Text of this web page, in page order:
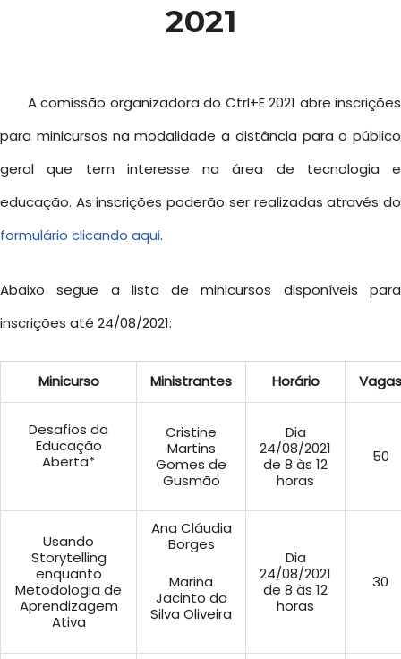
2021
A comissão organizadora do Ctrl+E 2021 abre inscrições
para minicursos na modalidade a distância para o público
geral que tem interesse na área de tecnologia e
educação. As inscrições poderão ser realizadas através do
formulário clicando aqui.
Abaixo segue a lista de minicursos disponíveis para
inscrições até 24/08/2021:
Minicurso Ministrantes Horário Vagas
Desafios da
Educação
Aberta*
Cristine
Martins
Gomes de
Gusmão
Dia
24/08/2021
de 8 às 12
horas
50
Usando
Storytelling
enquanto
Metodologia de
Aprendizagem
Ativa
Ana Cláudia
Borges
Marina
Jacinto da
Silva Oliveira
Dia
24/08/2021
de 8 às 12
horas
30